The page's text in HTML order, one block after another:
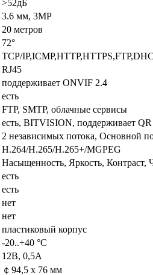
>52дБ
3.6 мм, 3MP
20 метров
72°
TCP/
RJ45
поддерживает ONVIF 2.4
есть
FTP, SMTP, облачные сервисы
есть, BITVISION, поддерживает QR
2 независимых потока, Основной
H.264/H.265/H.265+/MGPEG
Насыщенность, Яркость, Контраст,
есть
есть
нет
нет
пластиковый корпус
-20..+40 °С
12В, 0,5А
￠94,5 x 76 мм